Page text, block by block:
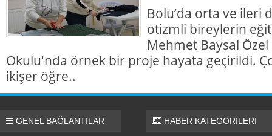
Bolu’da orta ve ileri
otizmli bireylerin
Mehmet Baysal
Okulu'nda örnek bir proje hayata geçirildi.
ikişer öğre..
GENEL BAĞLANTILAR HABER KATEGORİLERİ